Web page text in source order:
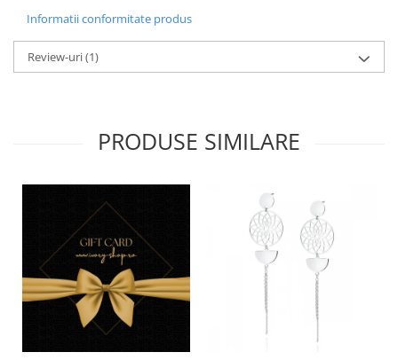
Informatii conformitate produs
Review-uri(1)
PRODUSE SIMILARE